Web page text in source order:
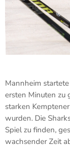
Mannheim
ersten Minuten zu
starken
wurden. Die
Spiel zu finden,
wachsender Zeit